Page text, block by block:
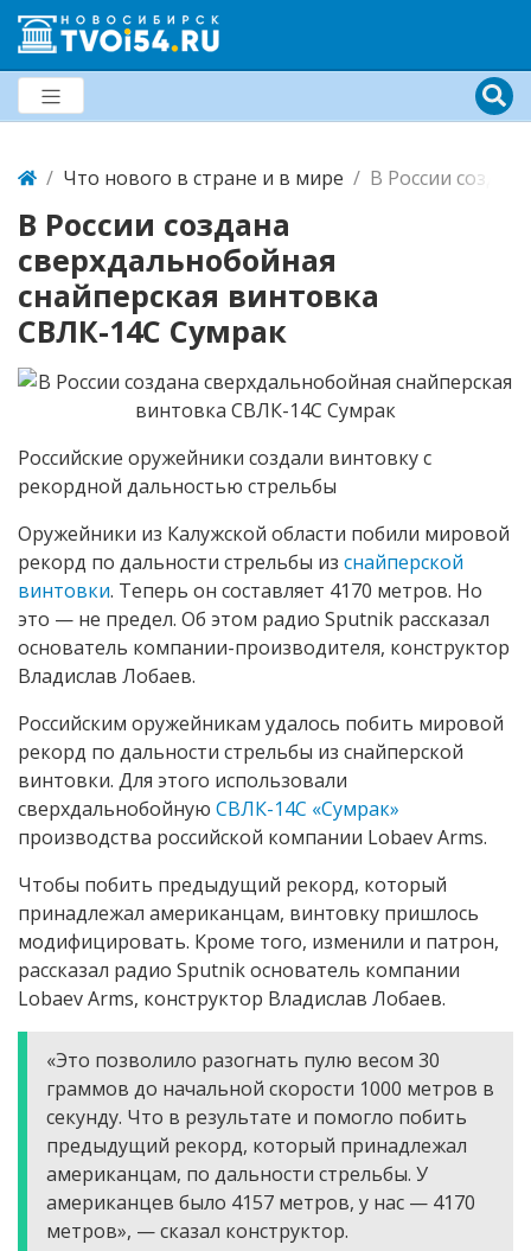
Что нового в стране и в мире В России
В России создана
сверхдальнобойная
снайперская винтовка
СВЛК-14С Сумрак
Российские оружейники создали винтовку с
рекордной дальностью стрельбы
Оружейники из Калужской области побили мировой
рекорд по дальности стрельбы из снайперской
винтовки. Теперь он составляет 4170 метров. Но
это — не предел. Об этом радио Sputnik рассказал
основатель компании-производителя, конструктор
Владислав Лобаев.
Российским оружейникам удалось побить мировой
рекорд по дальности стрельбы из снайперской
винтовки. Для этого использовали
сверхдальнобойную СВЛК-14С «Сумрак»
производства российской компании Lobaev Arms.
Чтобы побить предыдущий рекорд, который
принадлежал американцам, винтовку пришлось
модифицировать. Кроме того, изменили и патрон,
рассказал радио Sputnik основатель компании
Lobaev Arms, конструктор Владислав Лобаев.
«Это позволило разогнать пулю весом 30
граммов до начальной скорости 1000 метров в
секунду. Что в результате и помогло побить
предыдущий рекорд, который принадлежал
американцам, по дальности стрельбы. У
американцев было 4157 метров, у нас — 4170
метров», — сказал конструктор.